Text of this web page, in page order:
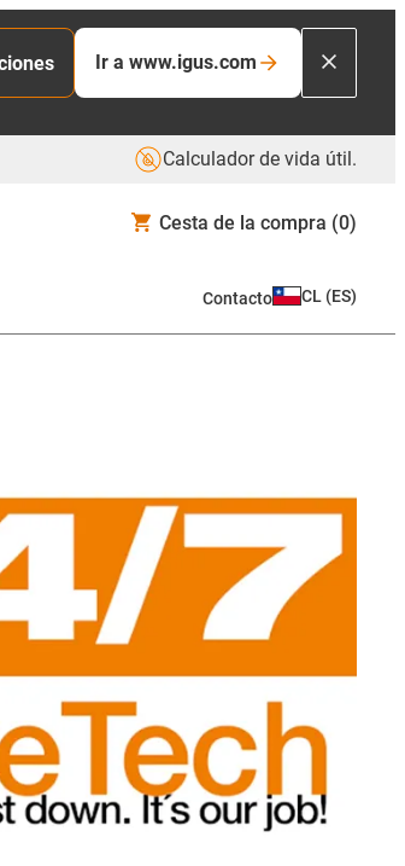
Ir a www.igus.com
Calculador de vida útil.
Cesta de la compra (0)
Contacto CL (ES)